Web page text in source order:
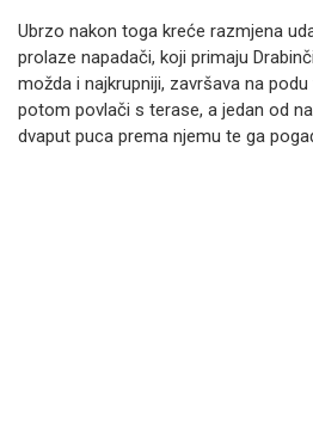
Ubrzo nakon toga kreće razmjena
prolaze napadači, koji primaju
možda i najkrupniji, završava na
potom povlači s terase, a jedan od
dvaput puca prema njemu te ga